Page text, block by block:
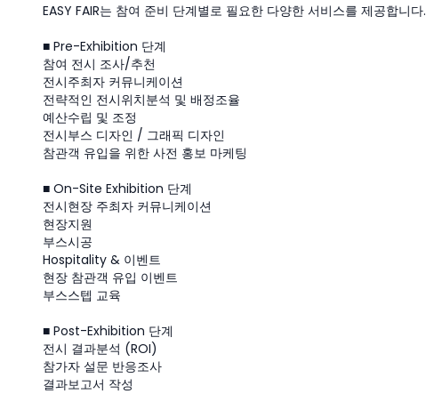
EASY FAIR는 참여 준비 단계별로 필요한 다양한 서비스를 제공합니다.
■ Pre-Exhibition 단계
참여 전시 조사/추천
전시주최자 커뮤니케이션
전략적인 전시위치분석 및 배정조율
예산수립 및 조정
전시부스 디자인 / 그래픽 디자인
참관객 유입을 위한 사전 홍보 마케팅
■ On-Site Exhibition 단계
전시현장 주최자 커뮤니케이션
현장지원
부스시공
Hospitality & 이벤트
현장 참관객 유입 이벤트
부스스텝 교육
■ Post-Exhibition 단계
전시 결과분석 (ROI)
참가자 설문 반응조사
결과보고서 작성